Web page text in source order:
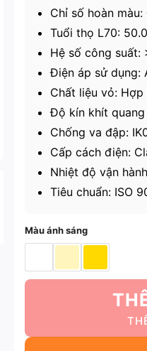
Chỉ số hoàn màu:
Tuổi thọ L70:
Hệ số công suất:
Điện áp sử dụng:
Chất liệu vỏ:
Độ kín khít quang
Chống va đập:
Cấp cách điện:
Nhiệt độ vận
Tiêu chuẩn: ISO
Màu ánh sáng